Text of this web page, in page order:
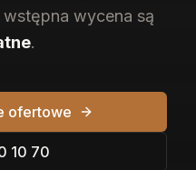
wycena są
.
ofertowe
10 70